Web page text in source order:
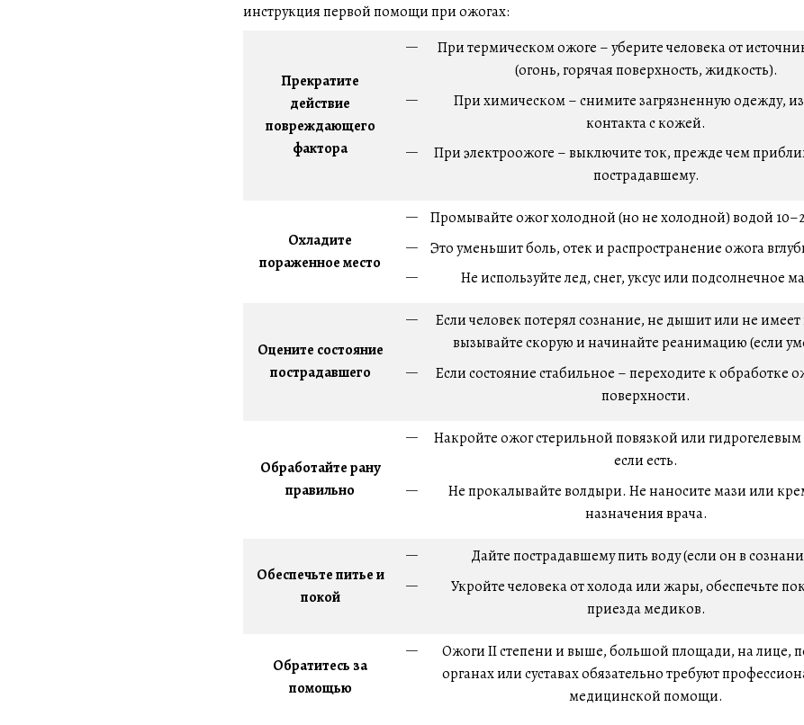
инструкция первой помощи при ожогах:
Прекратите
действие
повреждающего
фактора
При термическом ожоге – уберите человека от
(огонь, горячая поверхность, жидкость).
При химическом – снимите загрязненную одежду,
контакта с кожей.
При электроожоге – выключите ток, прежде чем
пострадавшему.
Охладите
пораженное место
Промывайте ожог холодной (но не холодной) водой
Это уменьшит боль, отек и распространение ожога
Не используйте лед, снег, уксус или подсолнечное
Оцените состояние
пострадавшего
Если человек потерял сознание, не дышит или не имеет
вызывайте скорую и начинайте реанимацию (если
Если состояние стабильное – переходите к обработке
поверхности.
Обработайте рану
правильно
Накройте ожог стерильной повязкой или
если есть.
Не прокалывайте волдыри. Не наносите мази или
назначения врача.
Обеспечьте питье и
покой
Дайте пострадавшему пить воду (если он в
Укройте человека от холода или жары, обеспечьте
приезда медиков.
Обратитесь за
помощью
Ожоги II степени и выше, большой площади, на лице,
органах или суставах обязательно требуют
медицинской помощи.